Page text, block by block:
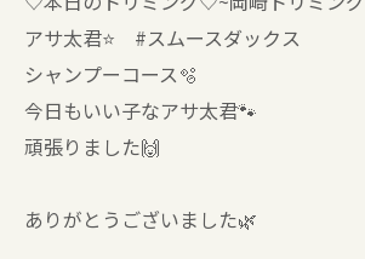
アサ太君⭐ #スムースダックス
シャンプーコース🫧
今日もいい子なアサ太君🐾
頑張りました🙌
ありがとうございました🌿